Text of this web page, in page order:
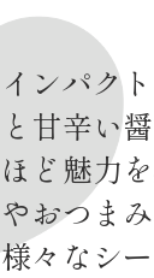
インパク
と甘辛い
ほど魅力
やおつま
様々なシ